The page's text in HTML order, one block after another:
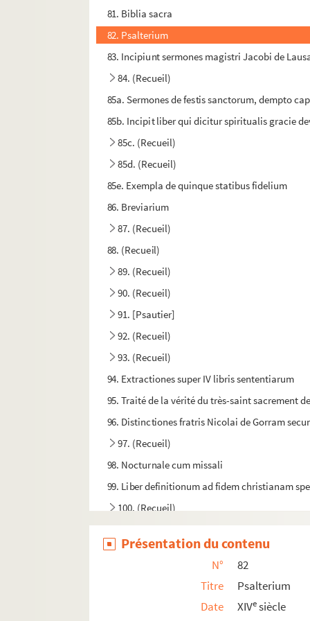
81. Biblia sacra
82. Psalterium
83. Incipiunt sermones magistri Jacobi de
84. (Recueil)
85a. Sermones de festis sanctorum, dempto
85b. Incipit liber qui dicitur spiritualis gracie
85c. (Recueil)
85d. (Recueil)
85e. Exempla de quinque statibus fidelium
86. Breviarium
87. (Recueil)
88. (Recueil)
89. (Recueil)
90. (Recueil)
91. [Psautier]
92. (Recueil)
93. (Recueil)
94. Extractiones super IV libris sententiarum
95. Traité de la vérité du très-saint sacrement
96. Distinctiones fratris Nicolai de Gorram
97. (Recueil)
98. Nocturnale cum missali
99. Liber definitionum ad fidem christianam
100. (Recueil)
101. Biblia sacra
102. Leviticus, Numeri, Deuteronomium, cum
104. [Titre absent ou non renseigné]
105a. [Titre absent ou non renseigné]
Présentation du contenu
N°
82
Titre
Psalterium
Date
XIVesiècle